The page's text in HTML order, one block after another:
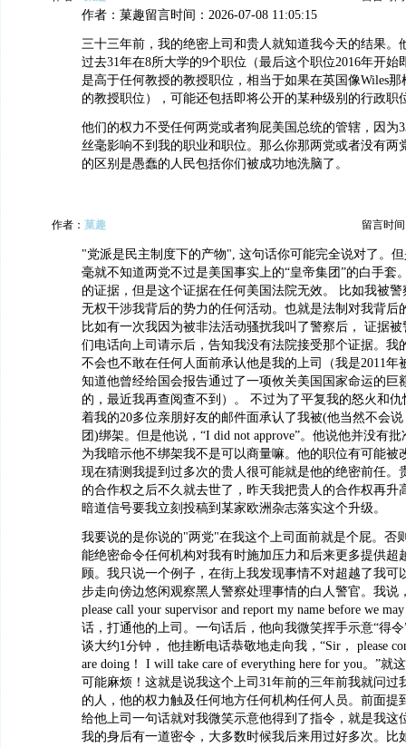
作者：菓趣留言时间：2026-07-08 11:05:15
三十三年前，我的绝密上司和贵人就知道我今天的结果。
过去31年在8所大学的9个职位（最后这个职位2016年开始
是高于任何教授的教授职位，相当于如果在英国像Wiles
的教授职位），可能还包括即将公开的某种级别的行政职
他们的权力不受任何两党或者狗屁美国总统的管辖，因为
丝毫影响不到我的职业和职位。那么你那两党或者没有两
的区别是愚蠢的人民包括你们被成功地洗脑了。
作者： 菓趣 留言时间
"党派是民主制度下的产物", 这句话你可能完全说对了。
毫就不知道两党不过是美国事实上的“皇帝集团”的白手套
的证据，但是这个证据在任何美国法院无效。 比如我被
无权干涉我背后的势力的任何活动。也就是法制对我背后
比如有一次我因为被非法活动骚扰我叫了警察后， 证据
们电话向上司请示后，告知我没有法院接受那个证据。我
不会也不敢在任何人面前承认他是我的上司（我是2011年
知道他曾经给国会报告通过了一项攸关美国国家命运的巨
的，最近我再查阅查不到）。 不过为了平复我的怒火和
着我的20多位亲朋好友的邮件面承认了我被(他当然不会
团)绑架。但是他说，“I did not approve”。他说他并没有
为我暗示他不绑架我不是可以商量嘛。他的职位有可能被
现在猜测我提到过多次的贵人很可能就是他的绝密前任。
的合作权之后不久就去世了，昨天我把贵人的合作权再升
暗道信号要我立刻投稿到某家欧洲杂志落实这个升级。
我要说的是你说的"两党"在我这个上司面前就是个屁。否
能绝密命令任何机构对我有时施加压力和后来更多提供超
顾。我只说一个例子，在街上我发现事情不对超越了我可
步走向傍边悠闲观察黑人警察处理事情的白人警官。我说
please call your supervisor and report my name before we
话，打通他的上司。一句话后，他向我微笑挥手示意“得
谈大约1分钟， 他挂断电话恭敬地走向我，“Sir， please
are doing！ I will take care of everything here for you。”就
可能麻烦！这就是说我这个上司31年前的三年前我就问过
的人，他的权力触及任何地方任何机构任何人员。前面提
给他上司一句话就对我微笑示意他得到了指令，就是我这
我的身后有一道密令，大多数时候我后来用过好多次。比